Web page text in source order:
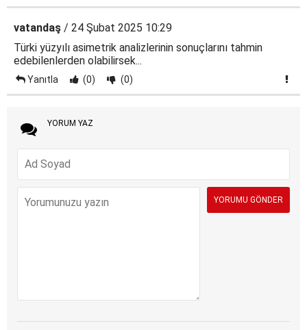
vatandaş / 24 Şubat 2025 10:29
Türki yüzyılı asimetrik analizlerinin sonuçlarını tahmin
edebilenlerden olabilirsek...
Yanıtla (0) (0)
YORUM YAZ